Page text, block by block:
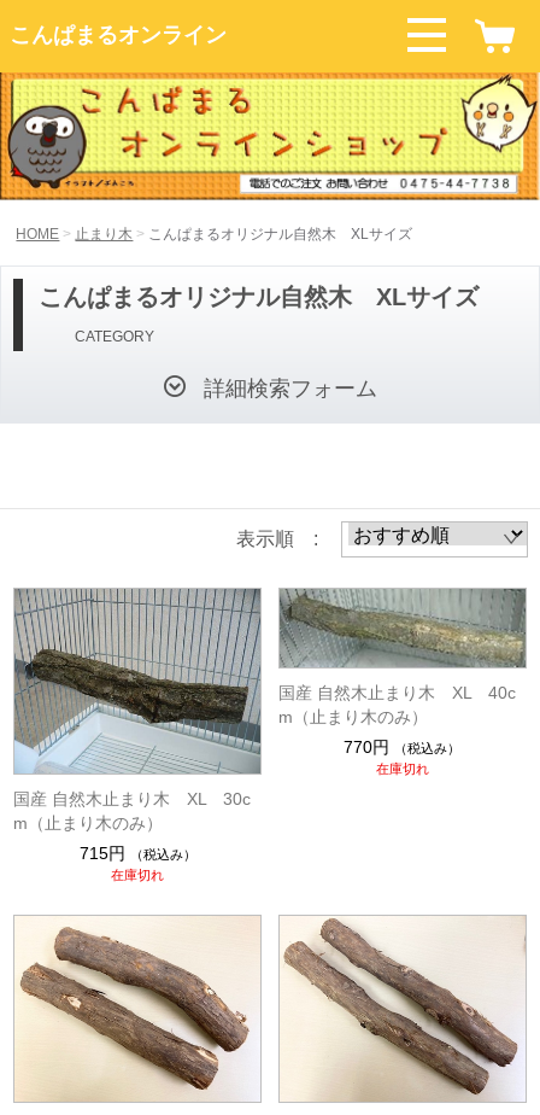
こんぱまるオンライン
HOME 止まり木 こんぱまるオリジナル自然木 XLサイズ
こんぱまるオリジナル自然木 XLサイズ
CATEGORY
詳細検索フォーム
表示順 :
国産 自然木止まり木 XL 30c
m（止まり木のみ）
715円
（税込み）
在庫切れ
国産 自然木止まり木 XL 40c
m（止まり木のみ）
770円
（税込み）
在庫切れ